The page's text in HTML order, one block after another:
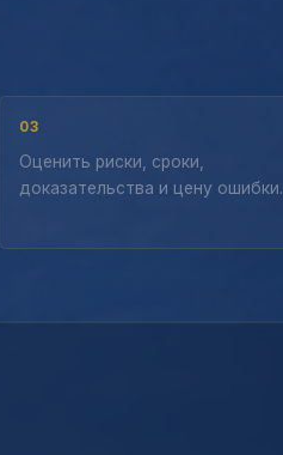
03
Оценить риски, сроки,
доказательства и цену ошибки.